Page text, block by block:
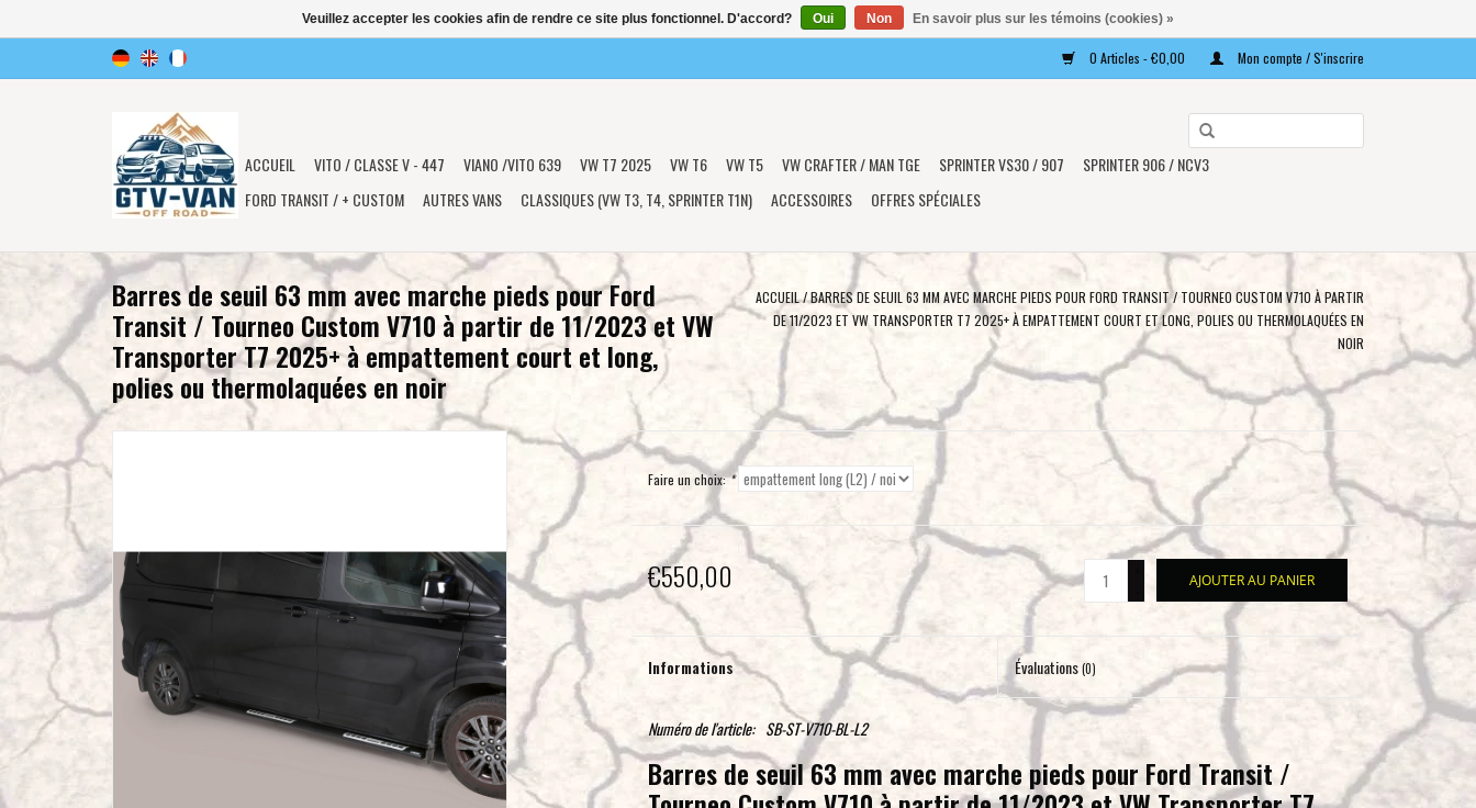
0 Articles - €0,00 Mon compte / S'inscrire
sélectionner
le
résultat
Entrée
pour
de
recherche
sélectionné.
Les
utilisateurs
d'appareils
tactiles
ACCUEIL VITO / CLASSE V - 447 VIANO /VITO 639 VW T7 2025 VW T6 VW T5 VW CRAFTER / MAN TGE SPRINTER VS30 / 907
SPRINTER 906 / NCV3
FORD TRANSIT / + CUSTOM
AUTRES VANS CLASSIQUES (VW T3, T4, SPRINTER T1N) ACCESSOIRES OFFRES SPÉCIALES
Barres de seuil 63 mm avec marche pieds pour Ford
Transit / Tourneo Custom V710 à partir de 11/2023 et VW
Transporter T7 2025+ à empattement court et long,
polies ou thermolaquées en noir
ACCUEIL/BARRES DE SEUIL 63 MM AVEC MARCHE PIEDS POUR FORD TRANSIT / TOURNEO CUSTOM V710 À PARTIR
DE 11/2023 ET VW TRANSPORTER T7 2025+ À EMPATTEMENT COURT ET LONG, POLIES OU THERMOLAQUÉES EN
NOIR
Faire un choix:*
€550,00 AJOUTER AU PANIER
Informations Évaluations(0)
Numéro de l'article: SB-ST-V710-BL-L2
Barres de seuil 63 mm avec marche pieds pour Ford Transit /
Veuillez accepter les cookies afin de rendre ce site plus fonctionnel. D'accord? Oui Non En savoir plus sur les témoins (cookies) »